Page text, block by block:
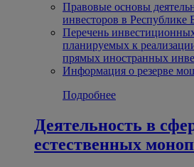
Правовые основы
инвесторов в Республике
Перечень
планируемых к
прямых иностранных
Информация о резерве
Подробнее
Деятельность в
естественных